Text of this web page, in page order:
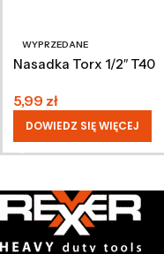
WYPRZEDANE
Nasadka Torx 1/2″ T40
5,99 zł
DOWIEDZ SIĘ WIĘCEJ